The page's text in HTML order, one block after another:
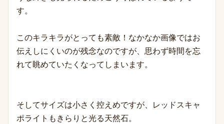
す。
このキラキラがとっても素敵！なかなか画像ではお
伝えしにくいのが残念なのですが、思わず時間を忘
れて眺めていたくなってしまいます。
そしてサイズは小さく控えめですが、レッドスキャ
ポライトもきらりと光る天然石。